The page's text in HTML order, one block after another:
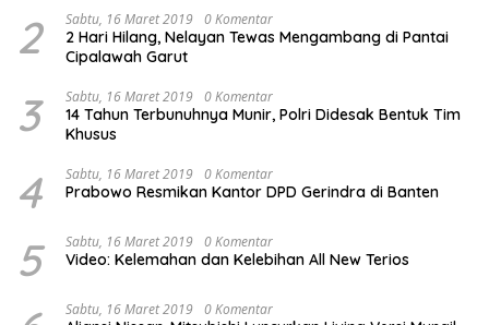
2 Sabtu, 16 Maret 2019 0 Komentar
2 Hari Hilang, Nelayan Tewas Mengambang di Pantai
Cipalawah Garut
3 Sabtu, 16 Maret 2019 0 Komentar
14 Tahun Terbunuhnya Munir, Polri Didesak Bentuk Tim
Khusus
4 Sabtu, 16 Maret 2019 0 Komentar
Prabowo Resmikan Kantor DPD Gerindra di Banten
5 Sabtu, 16 Maret 2019 0 Komentar
Video: Kelemahan dan Kelebihan All New Terios
Sabtu, 16 Maret 2019 0 Komentar